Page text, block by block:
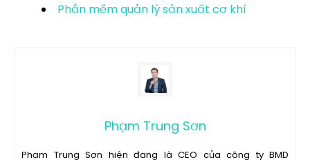
Phần mềm quản lý sản xuất cơ khí
Phạm Trung Sơn
Phạm Trung Sơn hiện đang là CEO của công ty BMD